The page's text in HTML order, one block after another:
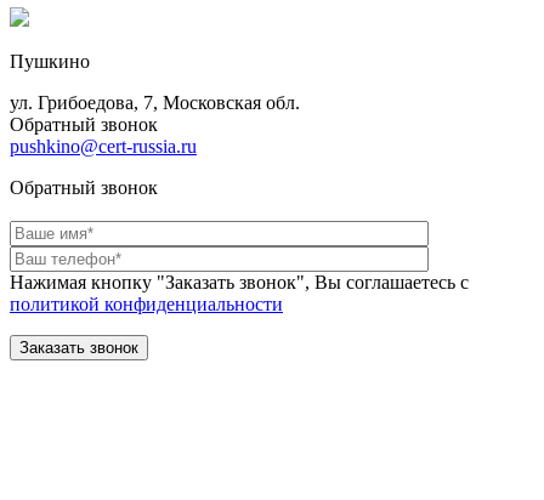
Пушкино
ул. Грибоедова, 7, Московская обл.
Обратный звонок
pushkino@cert-russia.ru
Обратный звонок
Нажимая кнопку "Заказать звонок", Вы соглашаетесь с
политикой конфиденциальности